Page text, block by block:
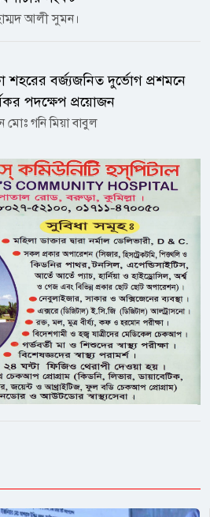
আলী সুমন।
শহরের বর্জ্যজনিত দুর্ভোগ প্রশমনে
পদক্ষেপ প্রয়োজন
মোঃ গনি মিয়া বাবুল